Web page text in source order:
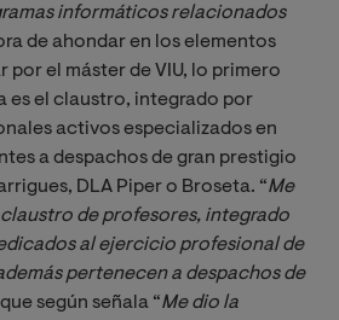
informáticos relacionados
de ahondar en los elementos
por el máster de VIU, lo primero
es el claustro, integrado por
activos especializados en
a despachos de gran prestigio
DLA Piper o Broseta. “Me
de profesores, integrado
al ejercicio profesional de
pertenecen a despachos de
según señala “Me dio la